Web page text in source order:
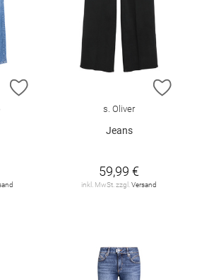
ZUR WUNSCHLISTE HINZUFÜGEN
ZUR
s. Oliver
Jeans
59,99 €
inkl. MwSt. zzgl. Versand